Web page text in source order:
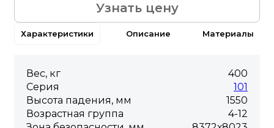
Характеристики Описание Материалы
Вес, кг
400
Серия
101
Высота падения, мм
1550
Возрастная группа
4-12
Узнать цену